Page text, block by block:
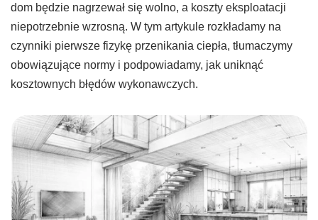
dom będzie nagrzewał się wolno, a koszty eksploatacji
niepotrzebnie wzrosną. W tym artykule rozkładamy na
czynniki pierwsze fizykę przenikania ciepła, tłumaczymy
obowiązujące normy i podpowiadamy, jak uniknąć
kosztownych błędów wykonawczych.